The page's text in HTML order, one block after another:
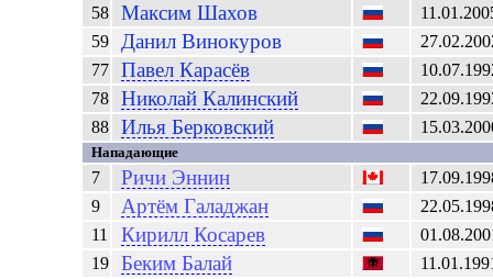
58
Максим Шахов
59
Данил Винокуров
77
Павел Карасёв
78
Николай Калинский
88
Илья Берковский
Нападающие
7 Ричи Эннин
9
Артём Галаджан
11
Кирилл Косарев
19
Беким Балай